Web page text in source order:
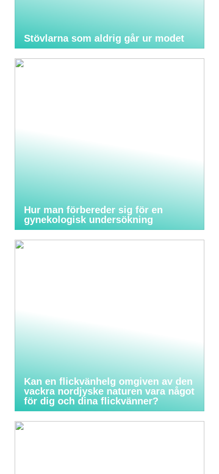
Stövlarna som aldrig går ur modet
Hur man förbereder sig för en
gynekologisk undersökning
Kan en flickvänhelg omgiven av den
vackra nordjyske naturen vara något
för dig och dina flickvänner?